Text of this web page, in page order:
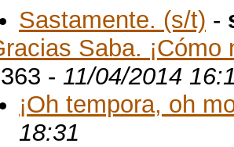
Sastamente. (s/t) -
Saba.
- 11/04/2014
¡Oh tempora, oh
18:31